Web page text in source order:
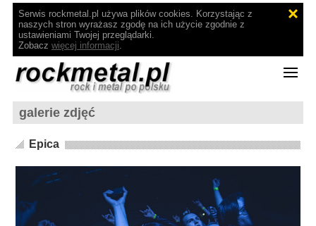
Serwis rockmetal.pl używa plików cookies. Korzystając z
naszych stron wyrażasz zgodę na ich użycie zgodnie z
ustawieniami Twojej przeglądarki.
Zobacz więcej informacji.
galerie zdjęć
Epica